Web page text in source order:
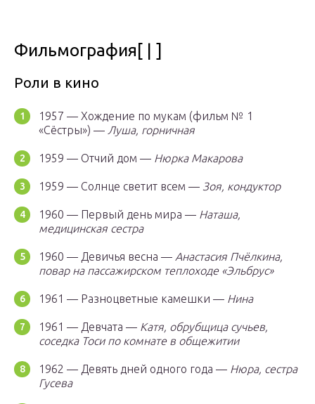
Фильмография[ | ]
Роли в кино
1957 — Хождение по мукам (фильм № 1
«Сёстры») — Луша, горничная
1959 — Отчий дом — Нюрка Макарова
1959 — Солнце светит всем — Зоя, кондуктор
1960 — Первый день мира — Наташа,
медицинская сестра
1960 — Девичья весна — Анастасия Пчёлкина,
повар на пассажирском теплоходе «Эльбрус»
1961 — Разноцветные камешки — Нина
1961 — Девчата — Катя, обрубщица сучьев,
соседка Тоси по комнате в общежитии
1962 — Девять дней одного года — Нюра, сестра
Гусева